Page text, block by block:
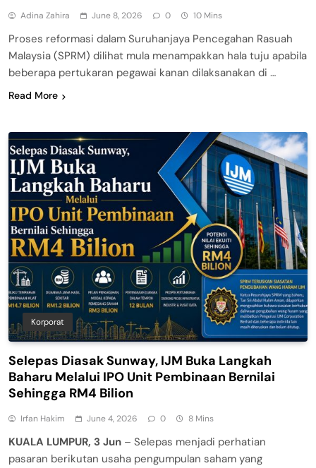
Adina Zahira June 8, 2026 0 10 Mins
Proses reformasi dalam Suruhanjaya Pencegahan Rasuah
Malaysia (SPRM) dilihat mula menampakkan hala tuju apabila
beberapa pertukaran pegawai kanan dilaksanakan di …
Read More
Korporat
Selepas Diasak Sunway, IJM Buka Langkah
Baharu Melalui IPO Unit Pembinaan Bernilai
Sehingga RM4 Bilion
Irfan Hakim June 4, 2026 0 8 Mins
KUALA LUMPUR, 3 Jun – Selepas menjadi perhatian
pasaran berikutan usaha pengumpulan saham yang